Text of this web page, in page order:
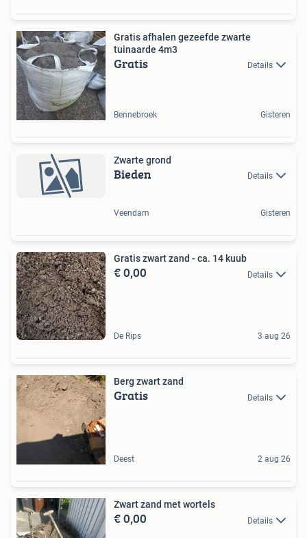
Gratis afhalen gezeefde zwarte
tuinaarde 4m3
Gratis Details
Bennebroek Gisteren
Zwarte grond
Bieden Details
Veendam Gisteren
Gratis zwart zand - ca. 14 kuub
€ 0,00 Details
De Rips 3 aug 26
Berg zwart zand
Gratis Details
Deest 2 aug 26
Zwart zand met wortels
€ 0,00 Details